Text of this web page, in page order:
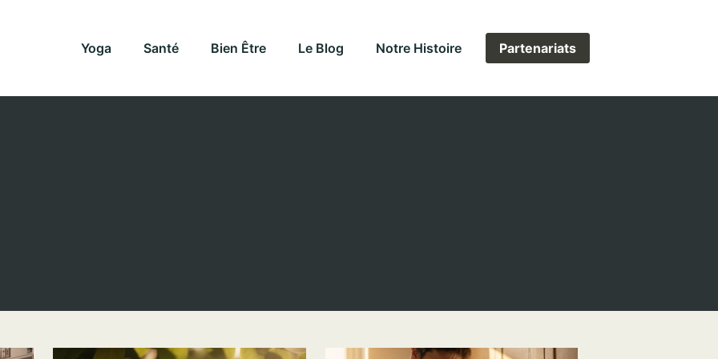
Yoga Santé Bien Être Le Blog Notre Histoire Partenariats